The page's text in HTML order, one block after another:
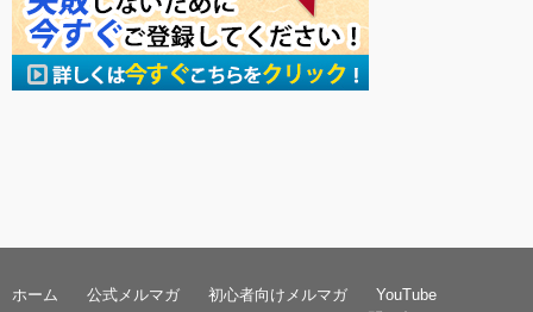
ホーム 公式メルマガ 初心者向けメルマガ
YouTube